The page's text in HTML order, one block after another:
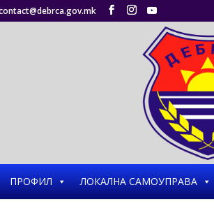
ПРОФИЛ ЛОКАЛНА САМОУПРАВА